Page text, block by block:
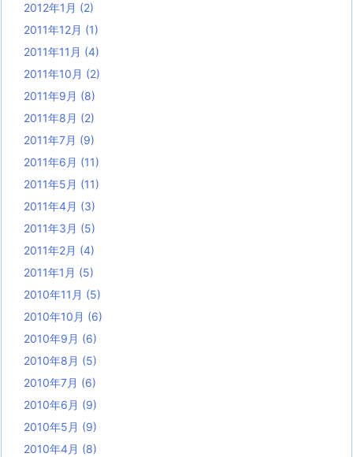
2012年1月 (2)
2011年12月 (1)
2011年11月 (4)
2011年10月 (2)
2011年9月 (8)
2011年8月 (2)
2011年7月 (9)
2011年6月 (11)
2011年5月 (11)
2011年4月 (3)
2011年3月 (5)
2011年2月 (4)
2011年1月 (5)
2010年11月 (5)
2010年10月 (6)
2010年9月 (6)
2010年8月 (5)
2010年7月 (6)
2010年6月 (9)
2010年5月 (9)
2010年4月 (8)